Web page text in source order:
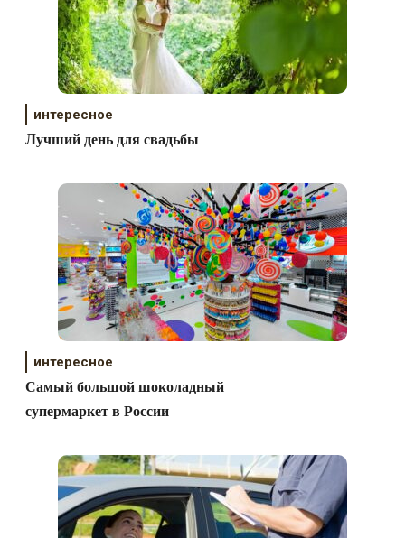
интересное
Лучший день для свадьбы
интересное
Самый большой шоколадный
супермаркет в России